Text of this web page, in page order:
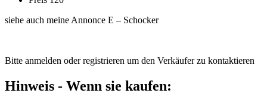
siehe auch meine Annonce E – Schocker
Bitte anmelden oder registrieren um den Verkäufer zu kontaktieren
Hinweis - Wenn sie kaufen: